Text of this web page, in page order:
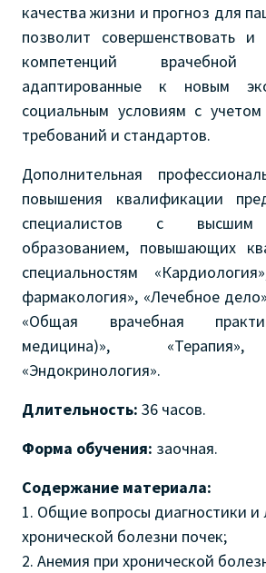
качества жизни и прогноз для
позволит совершенствовать и
компетенций врачебной
адаптированные к новым
социальным условиям с
требований и стандартов.
Дополнительная
повышения квалификации
специалистов с высшим
образованием, повышающих
специальностям
фармакология», «Лечебное
«Общая врачебная
медицина)», «Терапия»,
«Эндокринология».
Длительность: 36 часов.
Форма обучения: заочная.
Содержание материала:
1. Общие вопросы диагностики и
хронической болезни почек;
2. Анемия при хронической